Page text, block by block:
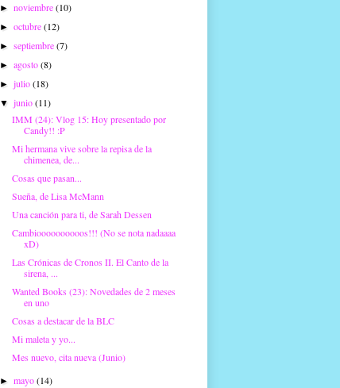
►noviembre(10)
►octubre(12)
►septiembre(7)
►agosto(8)
►julio(18)
▼junio(11)
IMM (24): Vlog 15: Hoy presentado por
Candy!! :P
Mi hermana vive sobre la repisa de la
chimenea, de...
Cosas que pasan...
Sueña, de Lisa McMann
Una canción para ti, de Sarah Dessen
Cambioooooooooos!!! (No se nota nadaaaa
xD)
Las Crónicas de Cronos II. El Canto de la
sirena, ...
Wanted Books (23): Novedades de 2 meses
en uno
Cosas a destacar de la BLC
Mi maleta y yo...
Mes nuevo, cita nueva (Junio)
►mayo(14)